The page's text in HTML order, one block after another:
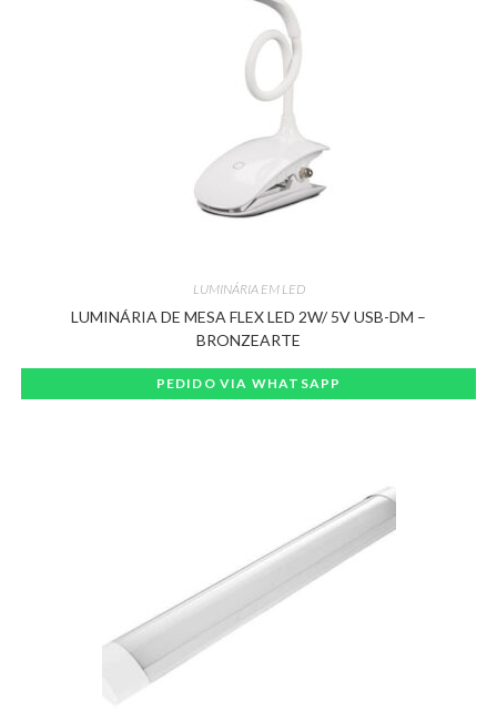
LUMINÁRIA EM LED
LUMINÁRIA DE MESA FLEX LED 2W/ 5V USB-DM –
BRONZEARTE
PEDIDO VIA WHATSAPP